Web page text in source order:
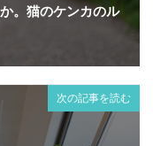
。猫のケンカのル
次の記事を読む